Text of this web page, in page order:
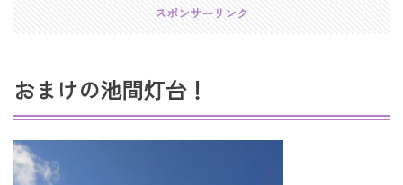
スポンサーリンク
おまけの池間灯台！